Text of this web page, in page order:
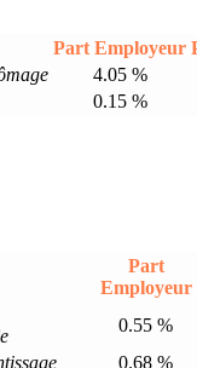
Part Employeur
4.05 %
0.15 %
Part
Employeur
0.55 %
0.68 %